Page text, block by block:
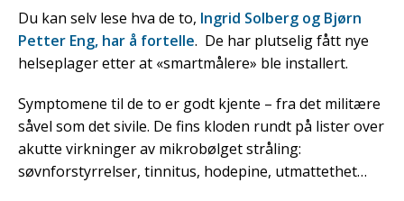
Du kan selv lese hva de to, Ingrid Solberg og Bjørn
Petter Eng, har å fortelle. De har plutselig fått nye
helseplager etter at «smartmålere» ble installert.
Symptomene til de to er godt kjente – fra det militære
såvel som det sivile. De fins kloden rundt på lister over
akutte virkninger av mikrobølget stråling:
søvnforstyrrelser, tinnitus, hodepine, utmattethet…